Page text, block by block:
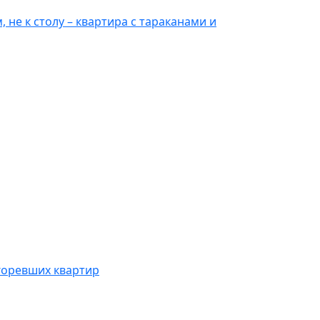
к столу – квартира с тараканами и
квартир